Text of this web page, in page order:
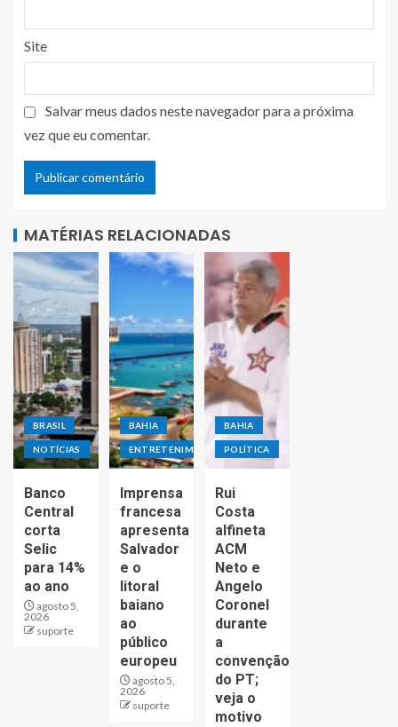
Site
Salvar meus dados neste navegador para a próxima
vez que eu comentar.
MATÉRIAS RELACIONADAS
BRASIL
NOTÍCIAS
Banco
Central
corta
Selic
para 14%
ao ano
agosto 5,
2026
suporte
BAHIA
ENTRETENIMENTO
Imprensa
francesa
apresenta
Salvador
e o
litoral
baiano
ao
público
europeu
agosto 5,
2026
suporte
BAHIA
POLÍTICA
Rui
Costa
alfineta
ACM
Neto e
Angelo
Coronel
durante
a
convenção
do PT;
veja o
motivo